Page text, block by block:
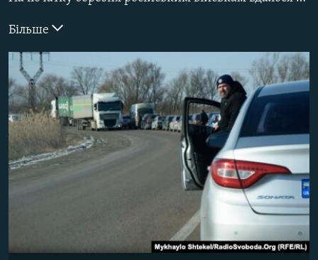
УКРАЇНСЬКА ПРОБЛЕМА КРИМУ
ІНФОГРАФІКА
Русский
Qırımtatar
ДОЛУЧАЙСЯ!
Усі сайти RFE/RL
Більше